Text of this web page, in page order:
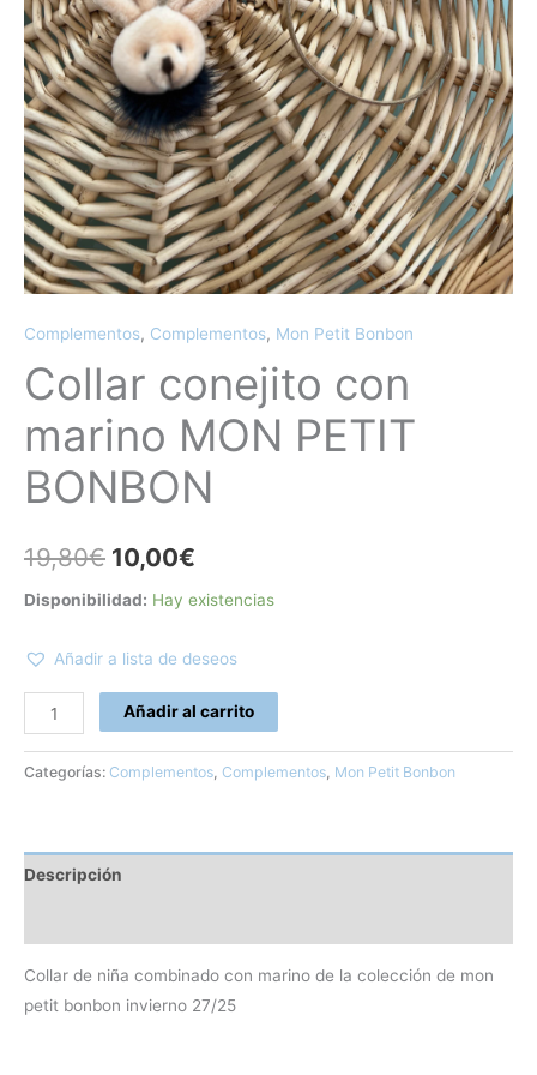
Complementos, Complementos, Mon Petit Bonbon
Collar conejito con
marino MON PETIT
BONBON
19,80€ 10,00€
Disponibilidad: Hay existencias
Añadir a lista de deseos
Añadir al carrito
Categorías: Complementos, Complementos, Mon Petit Bonbon
Descripción
Collar de niña combinado con marino de la colección de mon
petit bonbon invierno 27/25